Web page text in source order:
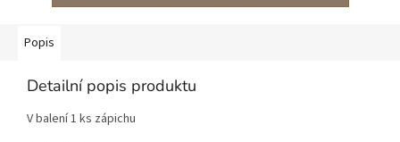
Popis
Detailní popis produktu
V balení 1 ks zápichu